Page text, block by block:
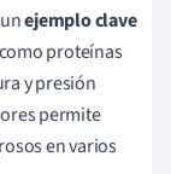
unejemplo clave
proteínas
y presión
permite
en varios